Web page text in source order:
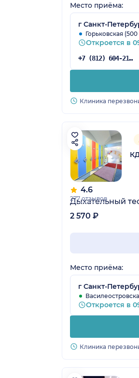
Место приёма:
г Санкт-
Горьковская
Откроется в
+7 (812) 604-21-66
Клиника
4.6
277 отзывов
Дыхательный
2 570 ₽
Место приёма:
г Санкт-
Откроется в
Клиника